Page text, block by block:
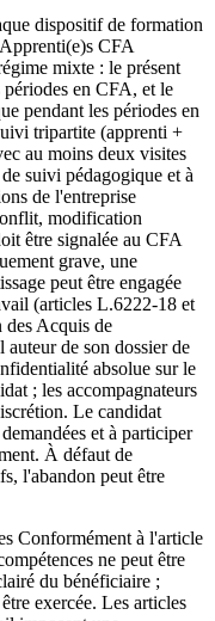
dispositif de formation
CFA
mixte : le présent
en CFA, et le
pendant les périodes en
tripartite (apprenti +
au moins deux visites
suivi pédagogique et à
de l'entreprise
modification
être signalée au CFA
grave, une
peut être engagée
(articles L.6222-18 et
des Acquis de
de son dossier de
absolue sur le
; les accompagnateurs
Le candidat
et à participer
À défaut de
l'abandon peut être
Conformément à l'article
ne peut être
du bénéficiaire ;
exercée. Les articles